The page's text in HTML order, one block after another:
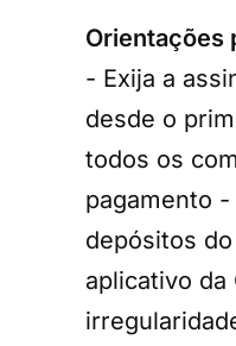
Orientações
- Exija a
desde o
todos os
pagamento
depósitos do
aplicativo da